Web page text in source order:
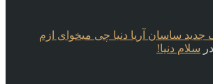
جدید ساسان آریا دنیا چی میخوای ازم
در سلام دنیا!